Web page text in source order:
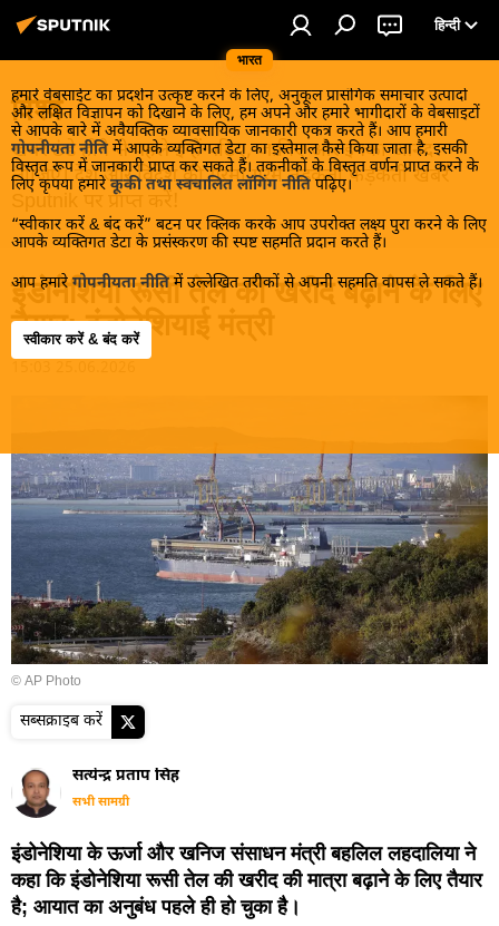
भारत
हिन्दी
हमारे वेबसाईट का प्रदर्शन उत्कृष्ट करने के लिए, अनुकूल प्रासंगिक समाचार उत्पादों
और लक्षित विज्ञापन को दिखाने के लिए, हम अपने और हमारे भागीदारों के वेबसाइटों
से आपके बारे में अवैयक्तिक व्यावसायिक जानकारी एकत्र करते हैं। आप हमारी
गोपनीयता नीति में आपके व्यक्तिगत डेटा का इस्तेमाल कैसे किया जाता है, इसकी
विस्तृत रूप में जानकारी प्राप्त कर सकते हैं। तकनीकों के विस्तृत वर्णन प्राप्त करने के
लिए कृपया हमारे कूकी तथा स्वचालित लॉगिंग नीति पढ़िए।
“स्वीकार करें & बंद करें” बटन पर क्लिक करके आप उपरोक्त लक्ष्य पुरा करने के लिए
आपके व्यक्तिगत डेटा के प्रसंस्करण की स्पष्ट सहमति प्रदान करते हैं।
आप हमारे गोपनीयता नीति में उल्लेखित तरीकों से अपनी सहमति वापस ले सकते हैं।
स्वीकार करें & बंद करें
विश्व
खबरें ठंडे होने से पहले इन्हें पढ़िए, जानिए और इनका आनंद
लीजिए। देश और विदेश की गरमा गरम तड़कती फड़कती खबरें
Sputnik पर प्राप्त करें!
इंडोनेशिया रूसी तेल की खरीद बढ़ाने के लिए
तैयार: इंडोनेशियाई मंत्री
© AP Photo
सब्सक्राइब करें
सत्येन्द्र प्रताप सिंह
सभी सामग्री
इंडोनेशिया के ऊर्जा और खनिज संसाधन मंत्री बहलिल लहदालिया ने
कहा कि इंडोनेशिया रूसी तेल की खरीद की मात्रा बढ़ाने के लिए तैयार
है; आयात का अनुबंध पहले ही हो चुका है।